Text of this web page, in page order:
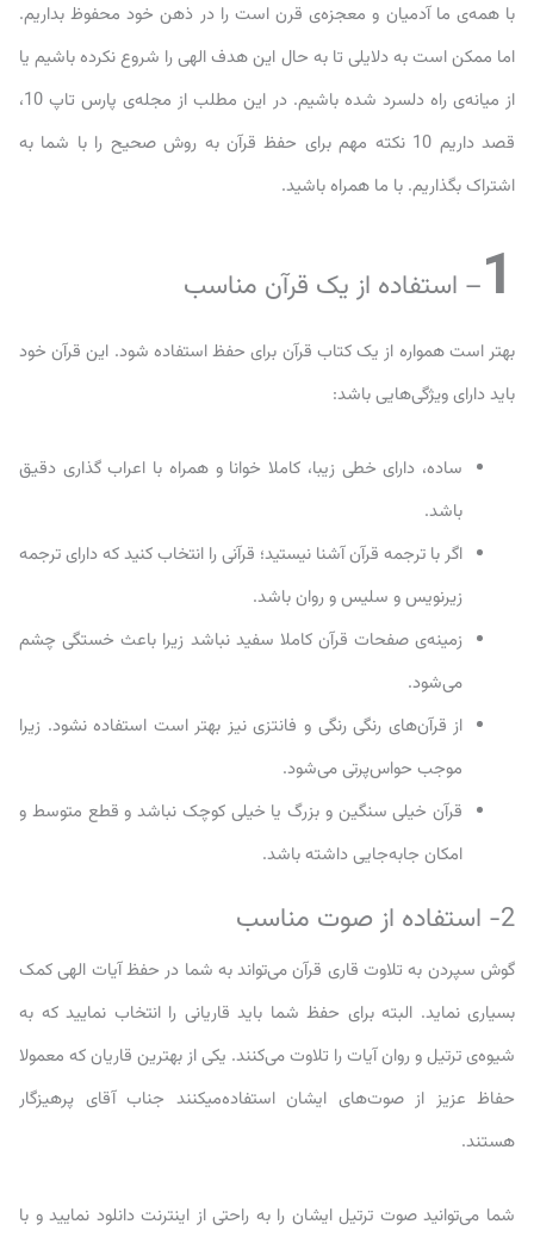
با همه‌ی ما آدمیان و معجزه‌ی قرن است را در ذهن خود محفوظ بداریم.
اما ممکن است به دلایلی تا به حال این هدف الهی را شروع نکرده باشیم یا
از میانه‌ی راه دلسرد شده باشیم. در این مطلب از مجله‌ی پارس تاپ 10،
قصد داریم 10 نکته مهم برای حفظ قرآن به روش صحیح را با شما به
اشتراک بگذاریم. با ما همراه باشید.
1– استفاده از یک قرآن مناسب
بهتر است همواره از یک کتاب قرآن برای حفظ استفاده شود. این قرآن خود
باید دارای ویژگی‌هایی باشد:
ساده، دارای خطی زیبا، کاملا خوانا و همراه با اعراب گذاری دقیق
باشد.
اگر با ترجمه قرآن آشنا نیستید؛ قرآنی را انتخاب کنید که دارای ترجمه
زیرنویس و سلیس و روان باشد.
زمینه‌ی صفحات قرآن کاملا سفید نباشد زیرا باعث خستگی چشم
می‌شود.
از قرآن‌های رنگی رنگی و فانتزی نیز بهتر است استفاده نشود. زیرا
موجب حواس‌پرتی می‌شود.
قرآن خیلی سنگین و بزرگ یا خیلی کوچک نباشد و قطع متوسط و
امکان جابه‌جایی داشته باشد.
2- استفاده از صوت مناسب
گوش سپردن به تلاوت قاری قرآن می‌تواند به شما در حفظ آیات الهی کمک
بسیاری نماید. البته برای حفظ شما باید قاریانی را انتخاب نمایید که به
شیوه‌ی ترتیل و روان آیات را تلاوت می‌کنند. یکی از بهترین قاریان که معمولا
حفاظ عزیز از صوت‌های ایشان استفاده‌میکنند جناب آقای پرهیزگار
هستند.
شما می‌توانید صوت ترتیل ایشان را به راحتی از اینترنت دانلود نمایید و با